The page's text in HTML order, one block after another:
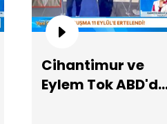
Cihantimur ve
Eylem Tok ABD'de